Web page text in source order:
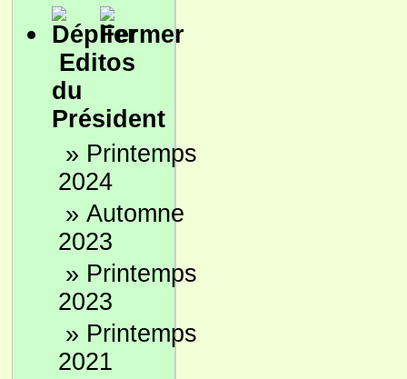
Editos
du
Président
» Printemps
2024
» Automne
2023
» Printemps
2023
» Printemps
2021